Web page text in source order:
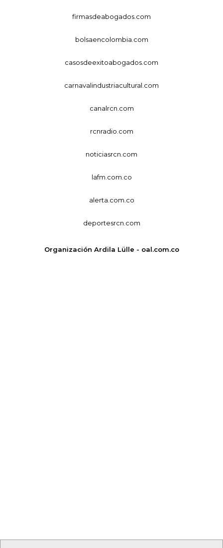
firmasdeabogados.com
bolsaencolombia.com
casosdeexitoabogados.com
carnavalindustriacultural.com
canalrcn.com
rcnradio.com
noticiasrcn.com
lafm.com.co
alerta.com.co
deportesrcn.com
Organización Ardila Lülle - oal.com.co